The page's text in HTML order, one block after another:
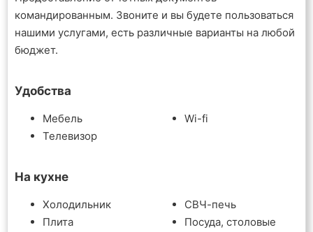
командированным. Звоните и вы будете пользоваться
нашими услугами, есть различные варианты на любой
бюджет.
Удобства
Мебель
Телевизор
Wi-fi
На кухне
Холодильник
Плита
СВЧ-печь
Посуда, столовые